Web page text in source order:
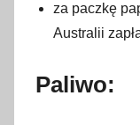
za paczkę
Australii
Paliwo: